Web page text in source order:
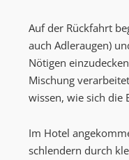
Auf der Rückfahrt
auch Adleraugen)
Nötigen
Mischung
wissen, wie sich die
Im Hotel
schlendern durch